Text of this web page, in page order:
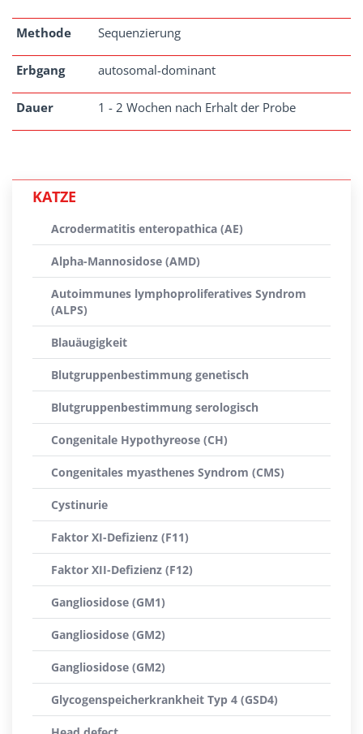
Methode Sequenzierung
Erbgang autosomal-dominant
Dauer 1 - 2 Wochen nach Erhalt der Probe
KATZE
Acrodermatitis enteropathica (AE)
Alpha-Mannosidose (AMD)
Autoimmunes lymphoproliferatives Syndrom
(ALPS)
Blauäugigkeit
Blutgruppenbestimmung genetisch
Blutgruppenbestimmung serologisch
Congenitale Hypothyreose (CH)
Congenitales myasthenes Syndrom (CMS)
Cystinurie
Faktor XI-Defizienz (F11)
Faktor XII-Defizienz (F12)
Gangliosidose (GM1)
Gangliosidose (GM2)
Gangliosidose (GM2)
Glycogenspeicherkrankheit Typ 4 (GSD4)